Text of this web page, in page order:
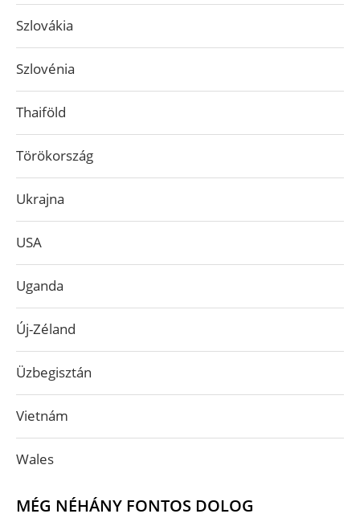
Szlovákia
Szlovénia
Thaiföld
Törökország
Ukrajna
USA
Uganda
Új-Zéland
Üzbegisztán
Vietnám
Wales
MÉG NÉHÁNY FONTOS DOLOG